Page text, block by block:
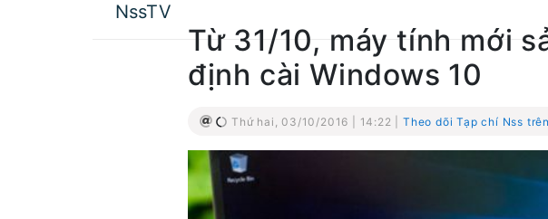
NssTV
Từ 31/10, máy tính mới
định cài Windows 10
Thứ hai, 03/10/2016 | 14:22 | Theo dõi Tạp chí Nss trên